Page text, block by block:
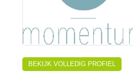
BEKIJK VOLLEDIG PROFIEL